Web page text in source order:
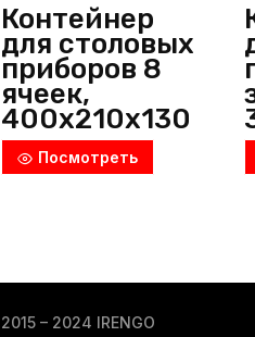
Контейнер
для столовых
приборов 8
ячеек,
400х210х130
мм,
полипропиле
Посмотреть
2015 – 2024 IRENGO